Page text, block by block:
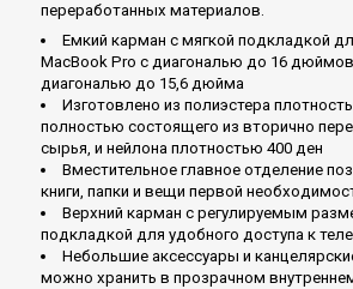
переработанных материалов.
Емкий карман с мягкой подкладкой
MacBook Pro с диагональю до 16 дюймов
диагональю до 15,6 дюйма
Изготовлено из полиэстера
полностью состоящего из вторично
сырья, и нейлона плотностью 400 ден
Вместительное главное отделение
книги, папки и вещи первой
Верхний карман с регулируемым
подкладкой для удобного доступа к
Небольшие аксессуары и
можно хранить в прозрачном